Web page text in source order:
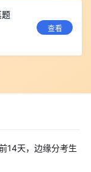
题
查看
14天，边缘分考生